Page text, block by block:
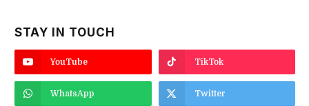
STAY IN TOUCH
YouTube TikTok
WhatsApp Twitter